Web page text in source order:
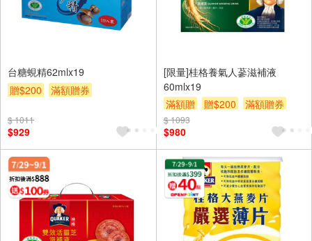
台糖蜆精62mlx19
贈$200
滿額贈券
$ 1011
$929
[限量]桂格養氣人蔘滋補液
60mlx19
滿額贈
贈$200 滿額贈券
$ 1093
$980